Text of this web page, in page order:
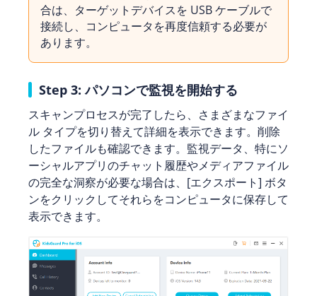
合は、ターゲットデバイスを USB ケーブルで
接続し、コンピュータを再度信頼する必要が
あります。
Step 3: パソコンで監視を開始する
スキャンプロセスが完了したら、さまざまなファイ
ル タイプを切り替えて詳細を表示できます。削除
したファイルも確認できます。監視データ、特にソ
ーシャルアプリのチャット履歴やメディアファイル
の完全な洞察が必要な場合は、[エクスポート] ボタ
ンをクリックしてそれらをコンピュータに保存して
表示できます。